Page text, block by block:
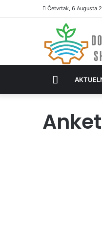
Četvrtak, 6 Augusta
POČETNA